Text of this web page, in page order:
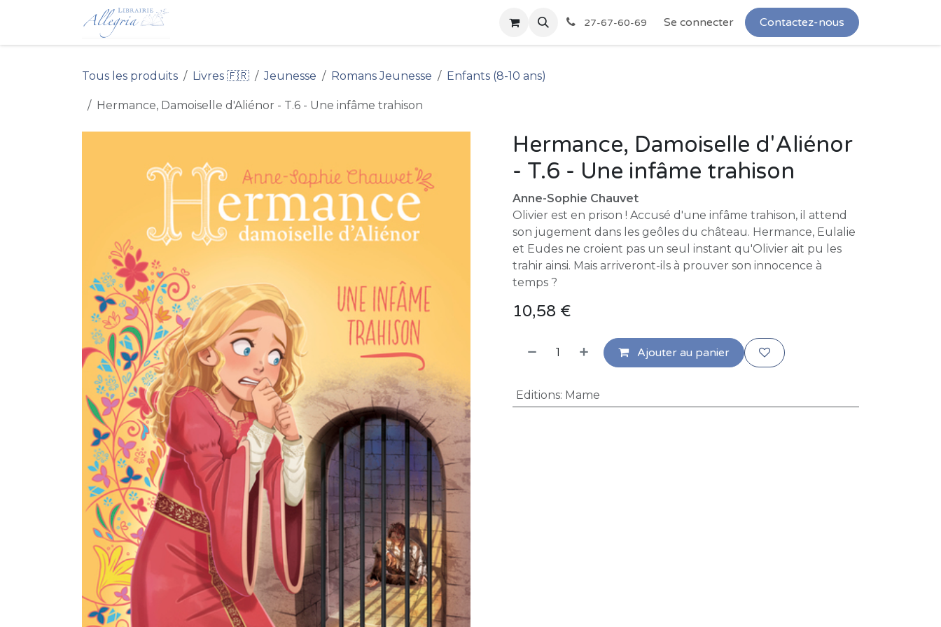
Se rendre au contenu
27-67-60-69 Se connecter Contactez-nous
Tous les produits Livres 🇫🇷 Jeunesse Romans Jeunesse Enfants (8-10 ans)
Hermance, Damoiselle d'Aliénor - T.6 - Une infâme trahison
Hermance, Damoiselle d'Aliénor
- T.6 - Une infâme trahison
Anne-Sophie Chauvet
Olivier est en prison ! Accusé d'une infâme trahison, il attend
son jugement dans les geôles du château. Hermance, Eulalie
et Eudes ne croient pas un seul instant qu'Olivier ait pu les
trahir ainsi. Mais arriveront-ils à prouver son innocence à
temps ?
10,58 €
Ajouter au panier
Editions: Mame